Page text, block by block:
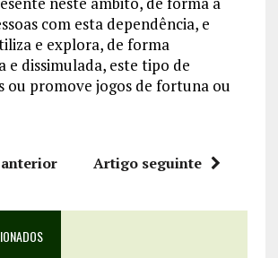
com esta dependência, e
e explora, de forma
e dissimulada, este tipo de
ou promove jogos de fortuna ou
Artigo seguinte